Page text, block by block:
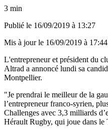
3 min
Publié le 16/09/2019 à 13:27
Mis à jour le 16/09/2019 à 17:44
L'entrepreneur et président du
Altrad a annoncé lundi sa
Montpellier.
"Je prendrai le meilleur de la
l’entrepreneur franco-syrien,
Challenges avec 3,3 milliards
Hérault Rugby, qui joue dans le